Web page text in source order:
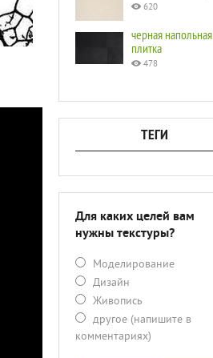
620
черная напольная
плитка
478
ТЕГИ
Для каких целей вам
нужны текстуры?
Моделирование
Дизайн
Живопись
другое (напишите в
комментариях)